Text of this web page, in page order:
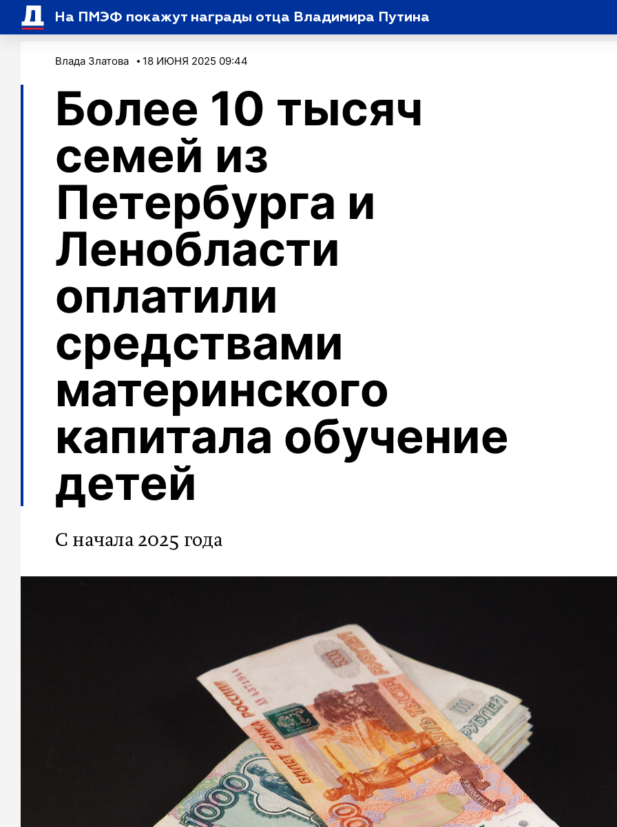
На ПМЭФ покажут награды отца Владимира Путина
Влада Златова 18 ИЮНЯ 2025 09:44
Более 10 тысяч
семей из
Петербурга и
Ленобласти
оплатили
средствами
материнского
капитала обучение
детей
С начала 2025 года